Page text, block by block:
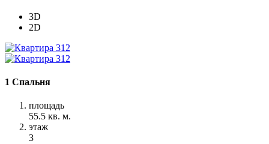
3D
2D
1 Спальня
площадь
55.5 кв. м.
этаж
3